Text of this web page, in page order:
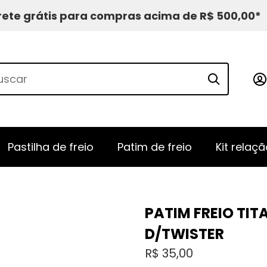
grátis para compras acima de R$ 500,00*
Pastilha de freio Patim de freio Kit
PATIM FREIO
D/TWISTER
R$ 35,00